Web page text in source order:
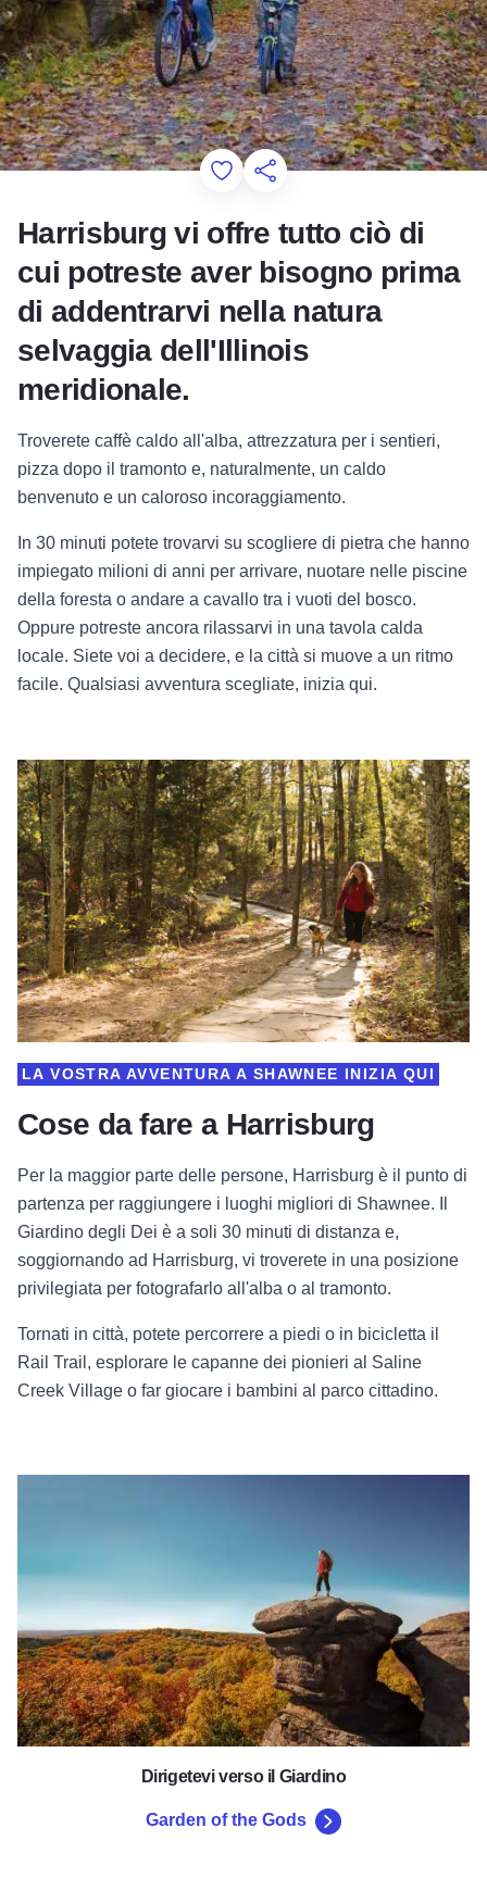
Add to Favorites
Condividi questa pagina
Harrisburg vi offre tutto ciò di
cui potreste aver bisogno prima
di addentrarvi nella natura
selvaggia dell'Illinois
meridionale.
Troverete caffè caldo all'alba, attrezzatura per i sentieri,
pizza dopo il tramonto e, naturalmente, un caldo
benvenuto e un caloroso incoraggiamento.
In 30 minuti potete trovarvi su scogliere di pietra che hanno
impiegato milioni di anni per arrivare, nuotare nelle piscine
della foresta o andare a cavallo tra i vuoti del bosco.
Oppure potreste ancora rilassarvi in una tavola calda
locale. Siete voi a decidere, e la città si muove a un ritmo
facile. Qualsiasi avventura scegliate, inizia qui.
Cose da fare a Harrisburg
LA VOSTRA AVVENTURA A SHAWNEE INIZIA QUI
Per la maggior parte delle persone, Harrisburg è il punto di
partenza per raggiungere i luoghi migliori di Shawnee. Il
Giardino degli Dei è a soli 30 minuti di distanza e,
soggiornando ad Harrisburg, vi troverete in una posizione
privilegiata per fotografarlo all'alba o al tramonto.
Tornati in città, potete percorrere a piedi o in bicicletta il
Rail Trail, esplorare le capanne dei pionieri al Saline
Creek Village o far giocare i bambini al parco cittadino.
Dirigetevi verso il Giardino
Garden of the Gods